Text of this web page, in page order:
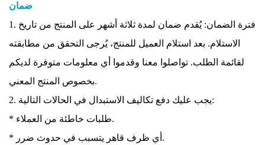
ضمان
1. فترة الضمان: يُقدم ضمان لمدة ثلاثة أشهر على المنتج من تاريخ
الاستلام. بعد استلام العميل للمنتج، يُرجى التحقق من مطابقته
لقائمة الطلب. تواصلوا معنا وقدموا أي معلومات متوفرة لديكم
بخصوص المنتج المعني.
2. يجب عليك دفع تكاليف الاستبدال في الحالات التالية:
* طلبات خاطئة من العملاء.
* أي ظرف قاهر يتسبب في حدوث ضرر.